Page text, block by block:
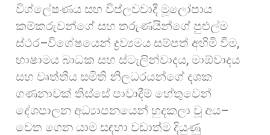
විශ්ලේෂණය සහ විප්ලවවාදී මූලෝපාය
කම්කරුවන්ගේ සහ තරුණයින්ගේ පුළුල්ම
ස්ථර–විශේෂයෙන් ද්‍රව්‍යමය සම්පත් අහිමි වීම,
භාෂාමය බාධක සහ ස්ටැලින්වාදය, මාඕවාදය
සහ වෘත්තීය සමිති නිලධරයන්ගේ දශක
ගණනාවක් තිස්සේ පාවාදීම් හේතුවෙන්
දේශපාලන අධ්‍යාපනයෙන් හුදකලා වූ අය–
වෙත ගෙන යාම සඳහා වඩාත්ම දියුණු